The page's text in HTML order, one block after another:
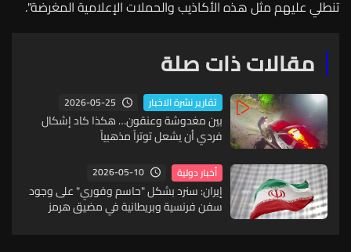
تنطلي عليهم مثل هذه الأكاذيب والحملات الإعلامية المغرضة".
مقالات ذات صلة
تقارير نشرة الاخبار 2026-05-25
بين مغدوشة وعنقون… هكذا كاد إشكال
فردي أن يشعل توتراً مذهبياً
أخبار دولية 2026-05-10
إيران: سنرد بشكل "حاسم وفوري" على وجود
سفن فرنسية وبريطانية في مضيق هرمز